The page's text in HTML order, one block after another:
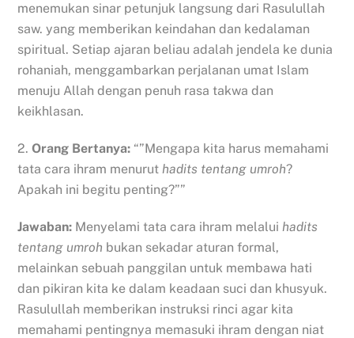
menemukan sinar petunjuk langsung dari Rasulullah
saw. yang memberikan keindahan dan kedalaman
spiritual. Setiap ajaran beliau adalah jendela ke dunia
rohaniah, menggambarkan perjalanan umat Islam
menuju Allah dengan penuh rasa takwa dan
keikhlasan.
2.Orang Bertanya: “”Mengapa kita harus memahami
tata cara ihram menuruthadits tentang umroh?
Apakah ini begitu penting?””
Jawaban: Menyelami tata cara ihram melaluihadits
tentang umroh bukan sekadar aturan formal,
melainkan sebuah panggilan untuk membawa hati
dan pikiran kita ke dalam keadaan suci dan khusyuk.
Rasulullah memberikan instruksi rinci agar kita
memahami pentingnya memasuki ihram dengan niat